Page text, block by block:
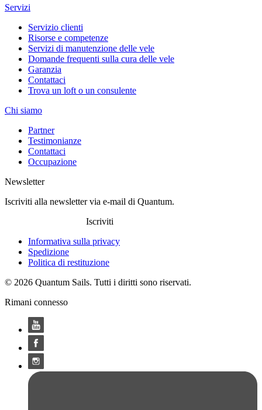
Servizi
Servizio clienti
Risorse e competenze
Servizi di manutenzione delle vele
Domande frequenti sulla cura delle vele
Garanzia
Contattaci
Trova un loft o un consulente
Chi siamo
Partner
Testimonianze
Contattaci
Occupazione
Newsletter
Iscriviti alla newsletter via e-mail di Quantum.
Iscriviti
Informativa sulla privacy
Spedizione
Politica di restituzione
© 2026 Quantum Sails. Tutti i diritti sono riservati.
Rimani connesso